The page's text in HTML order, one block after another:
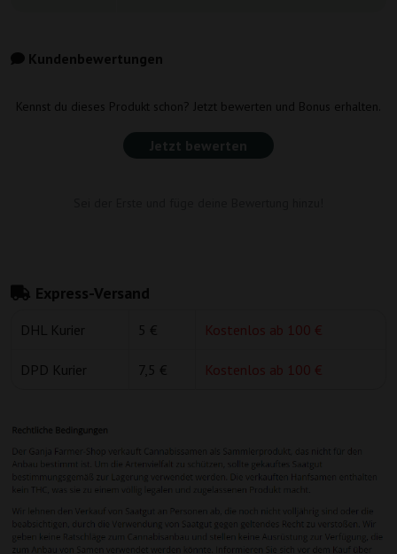
Kundenbewertungen
Kennst du dieses Produkt schon? Jetzt bewerten und Bonus erhalten.
Jetzt bewerten
Express-Versand
DHL Kurier 5 € Kostenlos ab 100 €
DPD Kurier 7,5 € Kostenlos ab 100 €